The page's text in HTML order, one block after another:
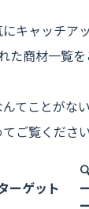
キャッチア
た商材一覧
んてことがな
ご覧ください
ーゲット